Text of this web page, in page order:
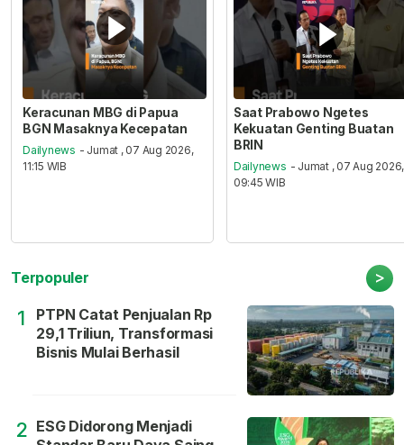
Keracunan MBG di Papua
BGN Masaknya Kecepatan
Dailynews - Jumat , 07 Aug 2026,
11:15 WIB
Saat Prabowo Ngetes
Kekuatan Genting Buatan
BRIN
Dailynews - Jumat , 07 Aug 2026,
09:45 WIB
Terpopuler >
1
PTPN Catat Penjualan Rp
29,1 Triliun, Transformasi
Bisnis Mulai Berhasil
2 ESG Didorong Menjadi